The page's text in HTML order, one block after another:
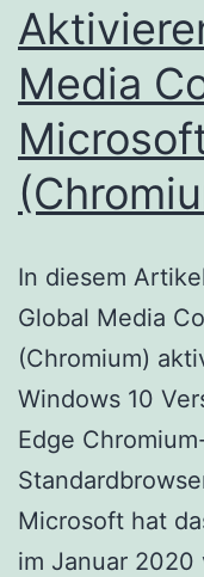
Media
In diesem
Global Media
(Chromium)
Windows 10
Edge
Microsoft hat
im Januar